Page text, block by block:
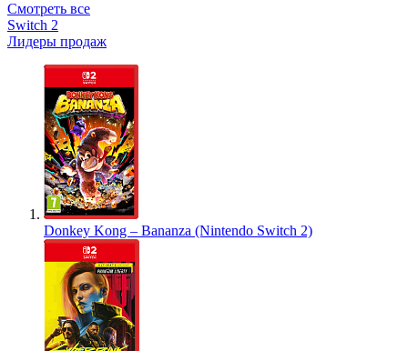
Смотреть все
Switch 2
Лидеры продаж
Donkey Kong – Bananza (Nintendo Switch 2)